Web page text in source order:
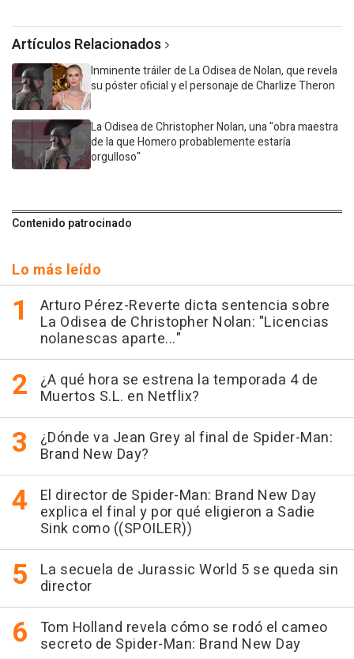
Artículos Relacionados
Inminente tráiler de La Odisea de Nolan, que revela
su póster oficial y el personaje de Charlize Theron
La Odisea de Christopher Nolan, una "obra maestra
de la que Homero probablemente estaría
orgulloso"
Contenido patrocinado
Lo más leído
Arturo Pérez-Reverte dicta sentencia sobre
La Odisea de Christopher Nolan: "Licencias
nolanescas aparte..."
¿A qué hora se estrena la temporada 4 de
Muertos S.L. en Netflix?
¿Dónde va Jean Grey al final de Spider-Man:
Brand New Day?
El director de Spider-Man: Brand New Day
explica el final y por qué eligieron a Sadie
Sink como ((SPOILER))
La secuela de Jurassic World 5 se queda sin
director
Tom Holland revela cómo se rodó el cameo
secreto de Spider-Man: Brand New Day